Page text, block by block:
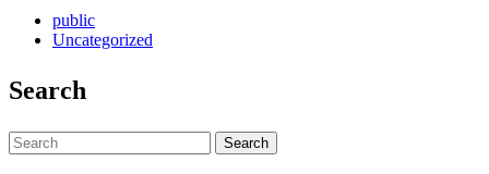
public
Uncategorized
Search
Search
for: